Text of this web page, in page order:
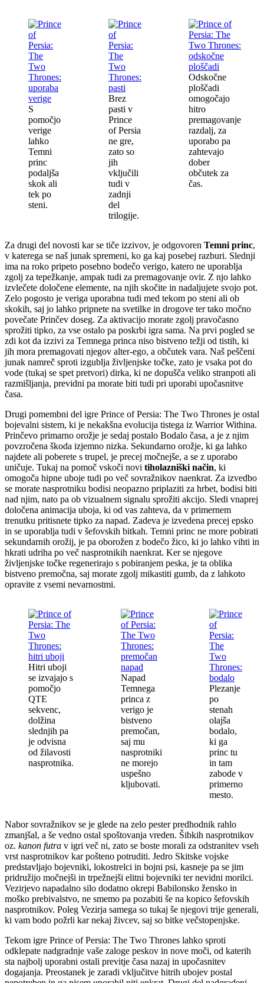
S
pomočjo
verige
lahko
Temni
princ
podaljša
skok ali
tek po
steni.
Brez
pasti v
Prince
of Persia
ne gre,
zato so
jih
vključili
tudi v
zadnji
del
trilogije.
Odskočne
ploščadi
omogočajo
hitro
premagovanje
razdalj, za
uporabo pa
zahtevajo
dober
občutek za
čas.
Za drugi del novosti kar se tiče izzivov, je odgovoren Temni princ,
v katerega se naš junak spremeni, ko ga kaj posebej razburi. Slednji
ima na roko pripeto posebno bodečo verigo, katero ne uporablja
zgolj za tepežkanje, ampak tudi za premagovanje ovir. Z njo lahko
izvlečete določene elemente, na njih skočite in nadaljujete svojo pot.
Zelo pogosto je veriga uporabna tudi med tekom po steni ali ob
skokih, saj jo lahko pripnete na svetilke in drogove ter tako močno
povečate Prinčev doseg. Za aktivacijo morate zgolj pravočasno
sprožiti tipko, za vse ostalo pa poskrbi igra sama. Na prvi pogled se
zdi kot da izzivi za Temnega princa niso bistveno težji od tistih, ki
jih mora premagovati njegov alter-ego, a občutek vara. Naš peščeni
junak namreč sproti izgublja življenjske točke, zato je vsaka pot do
vode (tukaj se spet pretvori) dirka, ki ne dopušča veliko stranpoti ali
razmišljanja, previdni pa morate biti tudi pri uporabi upočasnitve
časa.
Drugi pomembni del igre Prince of Persia: The Two Thrones je ostal
bojevalni sistem, ki je nekakšna evolucija tistega iz Warrior Withina.
Prinčevo primarno orožje je sedaj postalo Bodalo časa, a je z njim
povzročena škoda izjemno nizka. Sekundarno orožje, ki ga lahko
najdete ali poberete s trupel, je precej močnejše, a se z uporabo
uničuje. Tukaj na pomoč vskoči novi tiholazniški način, ki
omogoča hipne uboje tudi po več sovražnikov naenkrat. Za izvedbo
se morate nasprotniku bodisi neopazno priplaziti za hrbet, bodisi biti
nad njim, nato pa ob vizualnem signalu sprožiti akcijo. Sledi vnaprej
določena animacija uboja, ki od vas zahteva, da v primernem
trenutku pritisnete tipko za napad. Zadeva je izvedena precej epsko
in se uporablja tudi v šefovskih bitkah. Temni princ ne more pobirati
sekundarnih orožij, je pa oborožen z bodečo žico, ki jo lahko vihti in
hkrati udriha po več nasprotnikih naenkrat. Ker se njegove
življenjske točke regenerirajo s pobiranjem peska, je ta oblika
bistveno premočna, saj morate zgolj mikastiti gumb, da z lahkoto
opravite z vsemi nevarnostmi.
Hitri uboji
se izvajajo s
pomočjo
QTE
sekvenc,
dolžina
slednjih pa
je odvisna
od žilavosti
nasprotnika.
Napad
Temnega
princa z
verigo je
bistveno
premočan,
saj mu
nasprotniki
ne morejo
uspešno
kljubovati.
Plezanje
po
stenah
olajša
bodalo,
ki ga
princ tu
in tam
zabode v
primerno
mesto.
Nabor sovražnikov se je glede na zelo pester predhodnik rahlo
zmanjšal, a še vedno ostal spoštovanja vreden. Šibkih nasprotnikov
oz. kanon futra v igri več ni, zato se boste morali za odstranitev vseh
vrst nasprotnikov kar pošteno potruditi. Jedro Skitske vojske
predstavljajo bojevniki, lokostrelci in bojni psi, kasneje pa se jim
pridružijo močnejši in trpežnejši elitni bojevniki ter nevidni morilci.
Vezirjevo napadalno silo dodatno okrepi Babilonsko žensko in
moško prebivalstvo, ne smemo pa pozabiti še na kopico šefovskih
nasprotnikov. Poleg Vezirja samega so tukaj še njegovi trije generali,
ki vam bodo požrli kar nekaj živcev, saj so bitke večstopenjske.
Tekom igre Prince of Persia: The Two Thrones lahko sproti
odklepate nadgradnje vaše zaloge peskov in nove moči, od katerih
sta najbolj uporabni ostali previtje časa nazaj in upočasnitev
dogajanja. Preostanek je zaradi vključitve hitrih ubojev postal